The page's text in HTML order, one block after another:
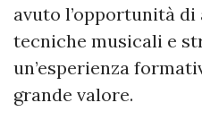
avuto l’opportunità
tecniche musicali e
un’esperienza
grande valore.